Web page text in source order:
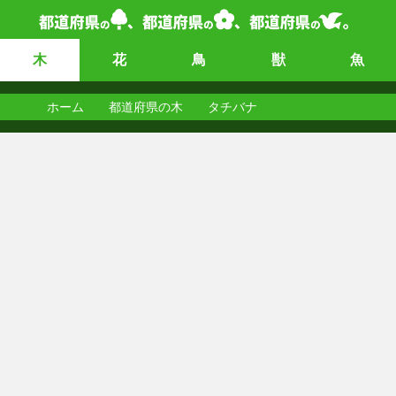
木 花 鳥 獣 魚
ホーム 都道府県の木 タチバナ